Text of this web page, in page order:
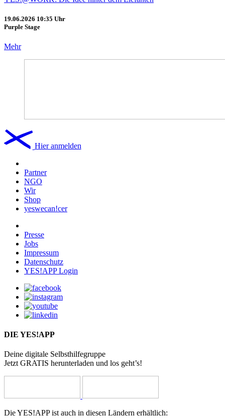
19.06.2026 10:35 Uhr
Purple Stage
Mehr
Hier anmelden
Partner
NGO
Wir
Shop
yeswecan!cer
Presse
Jobs
Impressum
Datenschutz
YES!APP Login
DIE YES!APP
Deine digitale Selbsthilfegruppe
Jetzt GRATIS herunterladen und los geht’s!
Die YES!APP ist auch in diesen Ländern erhältlich: